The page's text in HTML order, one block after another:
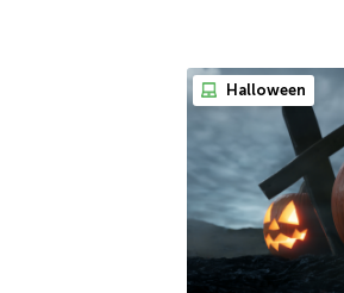
Halloween